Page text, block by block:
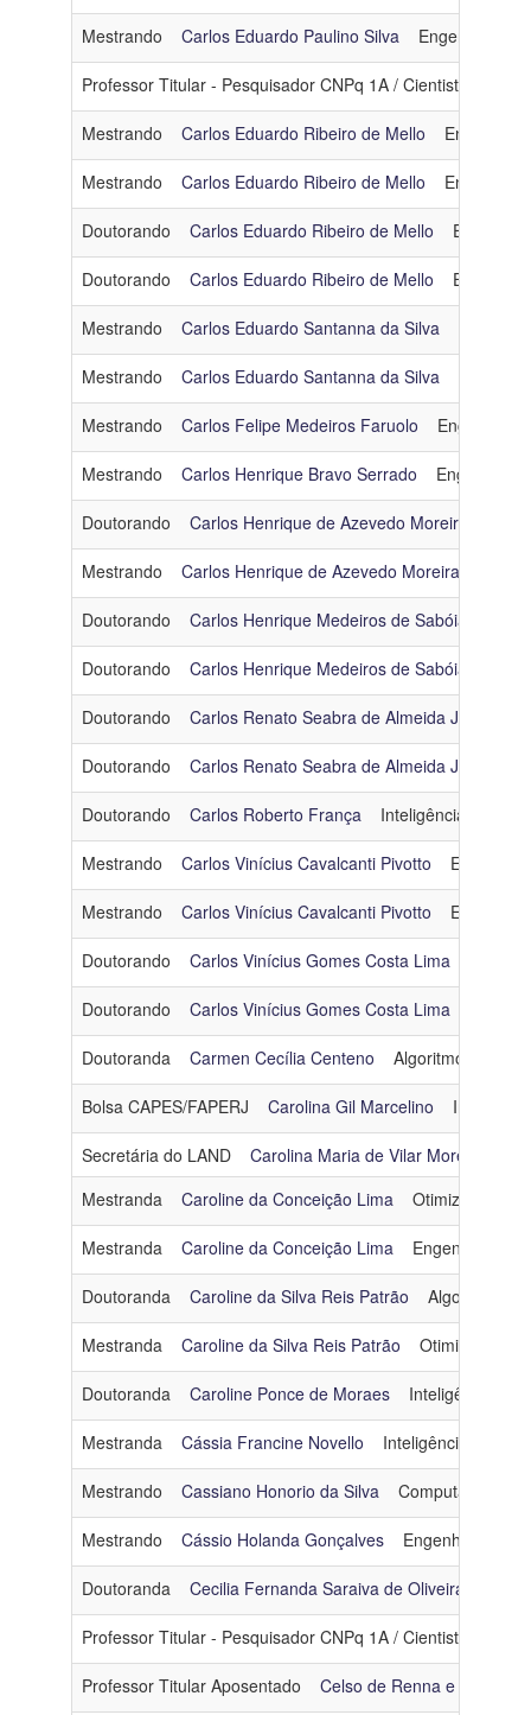
Mestrando Carlos Eduardo Paulino Silva Engenharia
Professor Titular - Pesquisador CNPq 1A / Cientista do
Mestrando Carlos Eduardo Ribeiro de Mello
Mestrando Carlos Eduardo Ribeiro de Mello
Doutorando Carlos Eduardo Ribeiro de Mello
Doutorando Carlos Eduardo Ribeiro de Mello
Mestrando Carlos Eduardo Santanna da Silva
Mestrando Carlos Eduardo Santanna da Silva
Mestrando Carlos Felipe Medeiros Faruolo Engenharia
Mestrando Carlos Henrique Bravo Serrado Engenharia
Doutorando Carlos Henrique de Azevedo Moreira
Mestrando Carlos Henrique de Azevedo Moreira
Doutorando Carlos Henrique Medeiros de Sabóia
Doutorando Carlos Henrique Medeiros de Sabóia
Doutorando Carlos Renato Seabra de Almeida Junior
Doutorando Carlos Renato Seabra de Almeida Junior
Doutorando Carlos Roberto França Inteligência Artificial
Mestrando Carlos Vinícius Cavalcanti Pivotto
Mestrando Carlos Vinícius Cavalcanti Pivotto
Doutorando Carlos Vinícius Gomes Costa Lima
Doutorando Carlos Vinícius Gomes Costa Lima
Doutoranda Carmen Cecília Centeno Algoritmos e
Bolsa CAPES/FAPERJ Carolina Gil Marcelino
Secretária do LAND
Carolina Maria de Vilar Moreira Vieira
Mestranda
Caroline da Conceição Lima Otimização
Mestranda Caroline da Conceição Lima Engenharia de
Doutoranda Caroline da Silva Reis Patrão Algoritmos e
Mestranda Caroline da Silva Reis Patrão Otimização
Doutoranda Caroline Ponce de Moraes Inteligência
Mestranda Cássia Francine Novello Inteligência Artificial
Mestrando Cassiano Honorio da Silva Computação
Mestrando Cássio Holanda Gonçalves Engenharia de
Doutoranda Cecilia Fernanda Saraiva de Oliveira
Professor Titular - Pesquisador CNPq 1A / Cientista de
Professor Titular Aposentado Celso de Renna e Souza